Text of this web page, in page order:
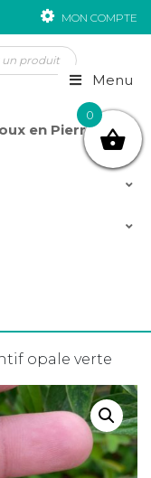
MON COMPTE
Menu
en Pierres
opale verte
0